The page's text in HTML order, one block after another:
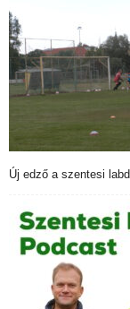
Új edző a szentesi